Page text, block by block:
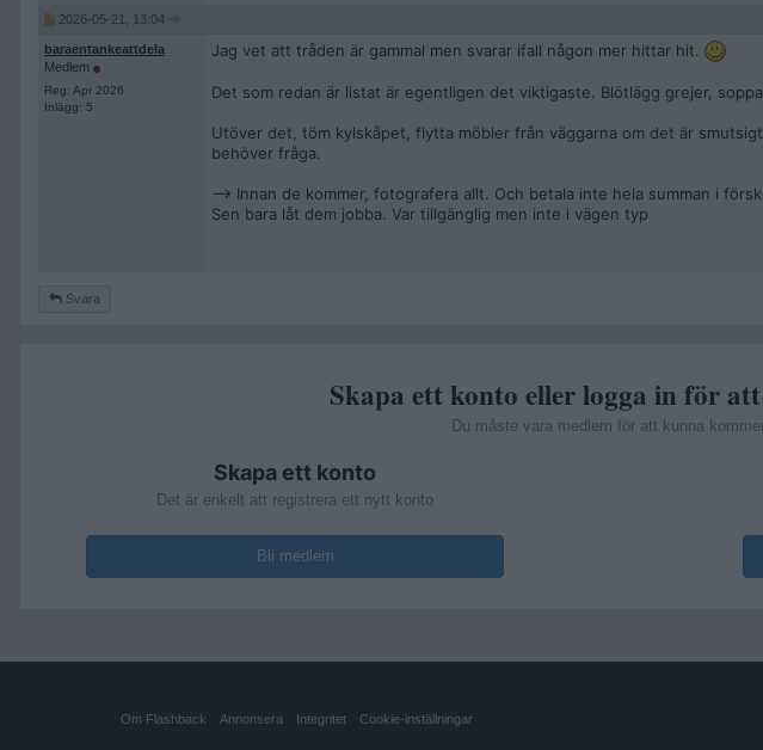
2026-05-21, 13:04
baraentankeattdela
Medlem
Reg: Apr 2026
Inlägg: 5
Jag vet att tråden är gammal men svarar ifall någon mer hittar hit.
Det som redan är listat är egentligen det viktigaste. Blötlägg grejer,
Utöver det, töm kylskåpet, flytta möbler från väggarna om det är
behöver fråga.
--> Innan de kommer, fotografera allt. Och betala inte hela summan i
Sen bara låt dem jobba. Var tillgänglig men inte i vägen typ
Svara
Skapa ett konto eller logga in för
Du måste vara medlem för att kunna
Skapa ett konto
Det är enkelt att registrera ett nytt konto
Bli medlem
Om Flashback Annonsera Integritet Cookie-inställningar